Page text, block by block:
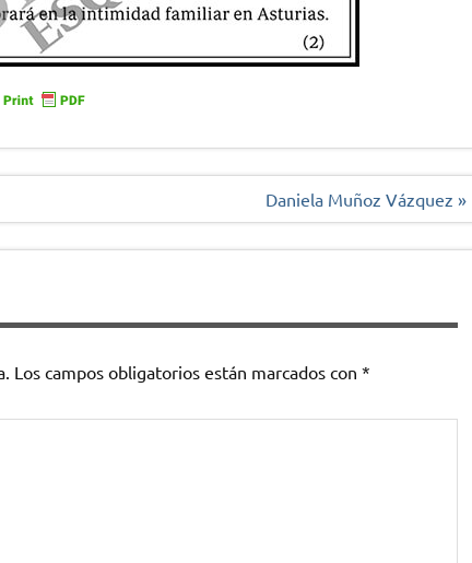
Daniela Muñoz Vázquez »
Los campos obligatorios están marcados con *